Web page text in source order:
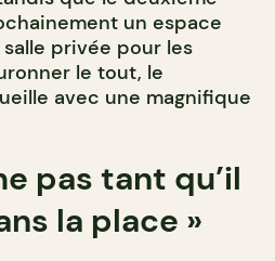
un espace
salle privée pour les
le tout, le
avec une magnifique
pas tant qu’il
la place »